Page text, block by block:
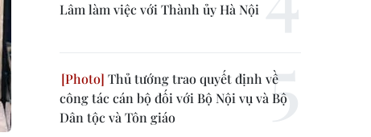
Lâm làm việc với Thành ủy Hà Nội
Thủ tướng trao quyết định về
công tác cán bộ đối với Bộ Nội vụ và Bộ
Dân tộc và Tôn giáo